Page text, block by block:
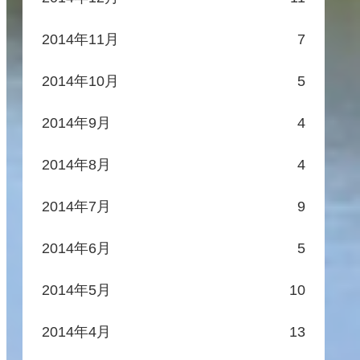
2014年11月 7
2014年10月 5
2014年9月 4
2014年8月 4
2014年7月 9
2014年6月 5
2014年5月 10
2014年4月 13